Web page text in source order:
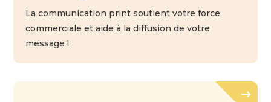
La communication print soutient votre force
commerciale et aide à la diffusion de votre
message !